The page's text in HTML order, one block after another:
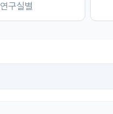
연구실별